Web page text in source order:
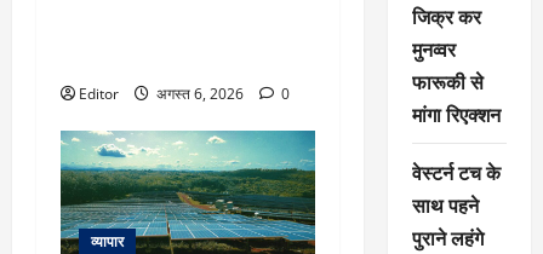
Editor अगस्त 6, 2026 0
व्यापार
जिक्र कर
मुनव्वर
फारूकी से
मांगा रिएक्शन
वेस्टर्न टच के
साथ पहने
पुराने लहंगे